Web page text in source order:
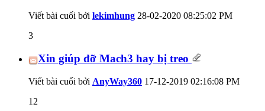
Viết bài cuối bởi lekimhung 28-02-2020 08:25:02 PM
3
Xin giúp đỡ Mach3 hay bị treo
Viết bài cuối bởi AnyWay360 17-12-2019 02:16:08 PM
12